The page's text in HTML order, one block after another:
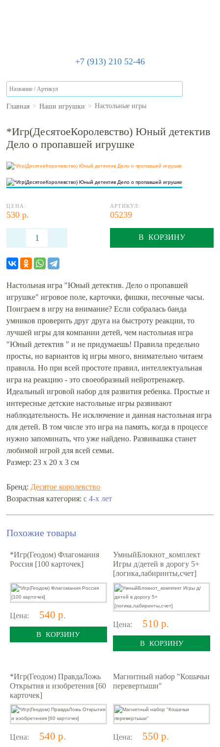
+7 (913) 210 52-46
Главная > Наши игрушки > Настольные игры
*Игр(ДесятоеКоролевство) Юный детектив
Дело о пропавшей игрушке
ЦЕНА:
530 р.
АРТИКУЛ:
05239
В КОРЗИНУ
Настольная игра "Юный детектив. Дело о пропавшей
игрушке" игровое поле, карточки, фишки, песочные часы.
Поиграем в игру на внимание? Если собралась банда
умников проверить друг друга на быстроту реакции, то
лучшей игры для компании детей, чем настольная игра
"Юный детектив " и не придумаешь! Правила предельно
просты, но вариантов iq игры много, внимательно читаем
правила. Но при всей простоте правил, интеллектуальная
игра на реакцию - это своеобразный нейротренажер.
Идеальный игровой набор для развития ребенка. Простые и
интересные детские настольные игры развивают
наблюдательность. Не исключение и данная настольная игра
для детей. В том числе это игра на память, когда в процессе
нужно запоминать, что уже найдено. Развивашка станет
любимой игрой для всей семьи.
Размер: 23 х 20 х 3 см
Бренд: Десятое королевство
Возрастная категория:с 4-х лет
Похожие товары
*Игр(Геодом) Флагомания
Россия [100 карточек]
Цена: 540 р.
В КОРЗИНУ
УмныйБлокнот_комплект
Игры д/детей в дорогу 5+
[логика,лабиринты,счет]
Цена: 510 р.
В КОРЗИНУ
*Игр(Геодом) ПравдаЛожь
Открытия и изобретения [60
карточек]
Цена: 540 р.
Магнитный набор "Кошачьи
перевертыши"
Цена: 550 р.